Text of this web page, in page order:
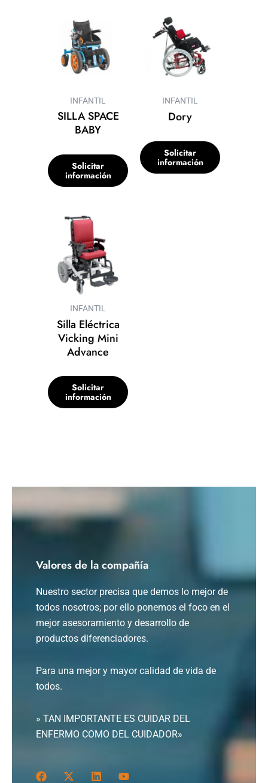
INFANTIL
SILLA SPACE
BABY
Solicitar
información
INFANTIL
Dory
Solicitar
información
INFANTIL
Silla Eléctrica
Vicking Mini
Advance
Solicitar
información
Valores de la compañía
Nuestro sector precisa que demos lo mejor de
todos nosotros; por ello ponemos el foco en el
mejor asesoramiento y desarrollo de
productos diferenciadores.
Para una mejor y mayor calidad de vida de
todos.
» TAN IMPORTANTE ES CUIDAR DEL
ENFERMO COMO DEL CUIDADOR»
F
X
L
Y